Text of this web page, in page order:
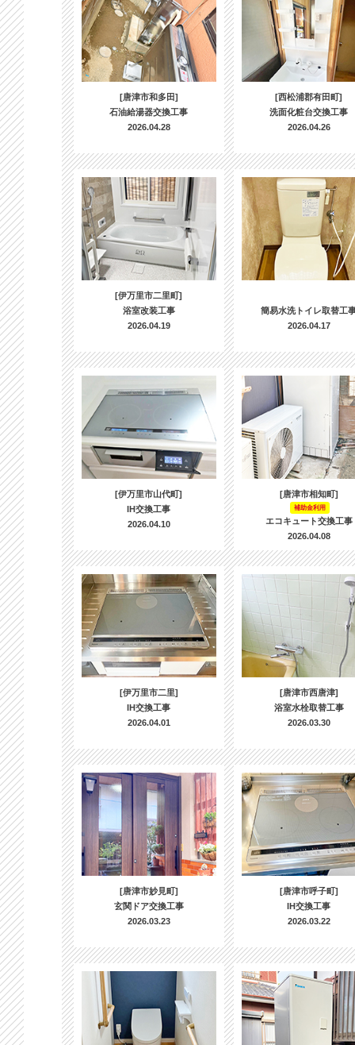
[唐津市和多田]
石油給湯器交換工事
2026.04.28
[西松浦郡有田町]
洗面化粧台交換工事
2026.04.26
[伊万里市二里町]
浴室改装工事
2026.04.19
簡易水洗トイレ取替工
2026.04.17
[伊万里市山代町]
IH交換工事
2026.04.10
[唐津市相知町]
補助金利用
エコキュート交換工事
2026.04.08
[伊万里市二里]
IH交換工事
2026.04.01
[唐津市西唐津]
浴室水栓取替工事
2026.03.30
[唐津市妙見町]
玄関ドア交換工事
2026.03.23
[唐津市呼子町]
IH交換工事
2026.03.22